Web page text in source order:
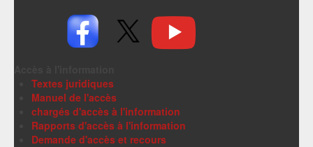
Textes juridiques
Manuel de l'accès
chargés d'accès à l'information
Rapports d'accès à l'information
Demande d'accès et recours